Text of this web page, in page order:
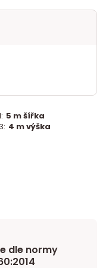
5 m šířka
4 m výška
dle normy